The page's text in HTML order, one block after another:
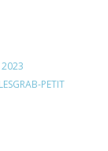
2023
PETIT